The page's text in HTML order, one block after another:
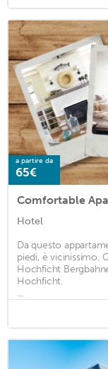
a partire da
65€
Hotel
Da questo
piedi, è vicinissimo.
Hochficht
Hochficht.
...